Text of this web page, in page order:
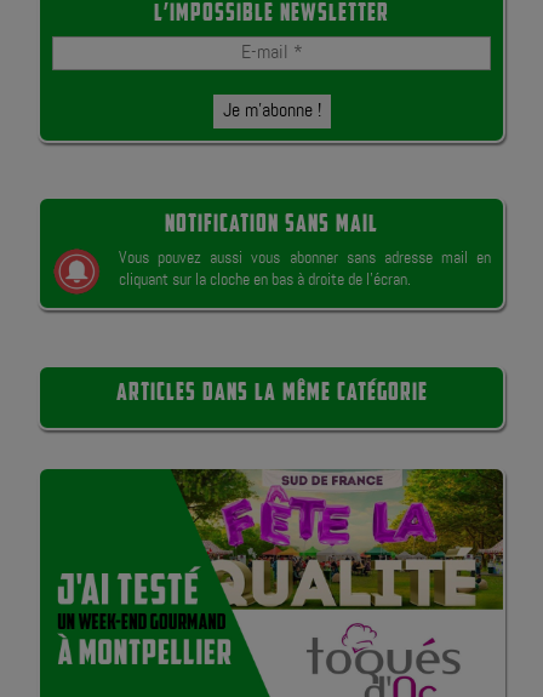
L’IMPOSSIBLE NEWSLETTER
NOTIFICATION SANS MAIL
Vous pouvez aussi vous abonner sans adresse mail en
cliquant sur la cloche en bas à droite de l’écran.
ARTICLES DANS LA MÊME CATÉGORIE